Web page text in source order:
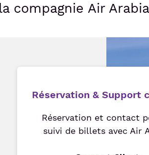
compagnie Air
Réservation & Support
Réservation et contact
suivi de billets avec Air